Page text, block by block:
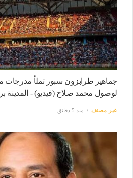
جماهير طرابزون سبور تملأ مدرجات
لوصول محمد صلاح (فيديو) - المدينة
غير مصنف منذ 5 دقائق